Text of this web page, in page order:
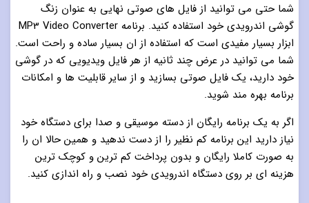
شما حتی می توانید از فایل های صوتی نهایی به عنوان زنگ
گوشی اندرویدی خود استفاده کنید. برنامه MP3 Video Converter
ابزار بسیار مفیدی است که استفاده از ان بسیار ساده و راحت است.
شما می توانید در عرض چند ثانیه از هر فایل ویدیویی که در گوشی
خود دارید، یک فایل صوتی بسازید و از سایر قابلیت ها و امکانات
برنامه بهره مند شوید.
اگر به یک برنامه رایگان از دسته موسیقی و صدا برای دستگاه خود
نیاز دارید این برنامه کم نظیر را از دست ندهید و همین حالا ان را
به صورت کاملا رایگان و بدون پرداخت کم ترین و کوچک ترین
هزینه ای بر روی دستگاه اندرویدی خود نصب و راه اندازی کنید.